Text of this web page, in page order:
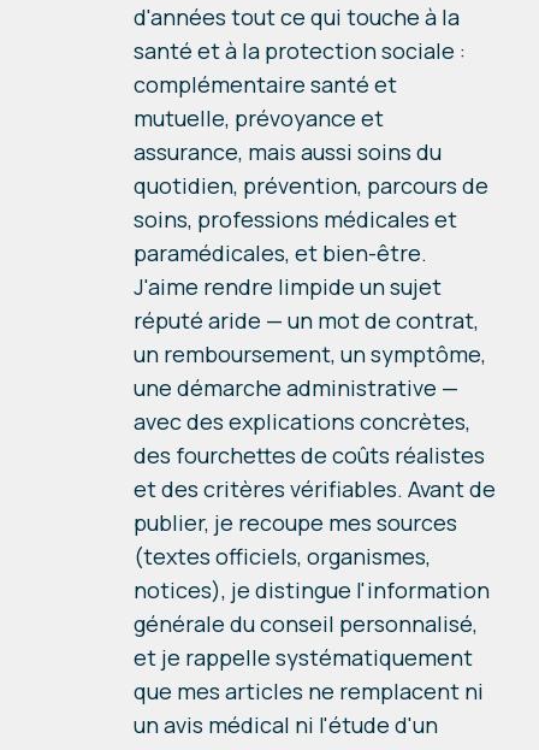
d'années tout ce qui touche à la
santé et à la protection sociale :
complémentaire santé et
mutuelle, prévoyance et
assurance, mais aussi soins du
quotidien, prévention, parcours de
soins, professions médicales et
paramédicales, et bien-être.
J'aime rendre limpide un sujet
réputé aride — un mot de contrat,
un remboursement, un symptôme,
une démarche administrative —
avec des explications concrètes,
des fourchettes de coûts réalistes
et des critères vérifiables. Avant de
publier, je recoupe mes sources
(textes officiels, organismes,
notices), je distingue l'information
générale du conseil personnalisé,
et je rappelle systématiquement
que mes articles ne remplacent ni
un avis médical ni l'étude d'un